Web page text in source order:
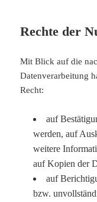
Rechte der
Mit Blick auf die
Datenverarbeitung
Recht:
auf
werden, auf
weitere
auf Kopien der
auf
bzw.